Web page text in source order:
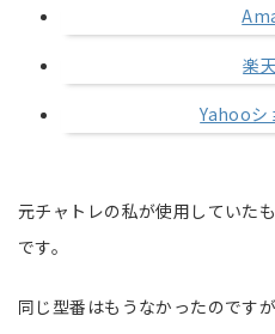
楽
Yahooシ
元チャトレの私が使用していた
です。
同じ型番はもうなかったのです